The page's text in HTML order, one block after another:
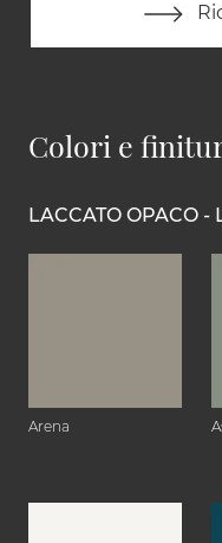
Colori e
LACCATO OPACO -
Arena